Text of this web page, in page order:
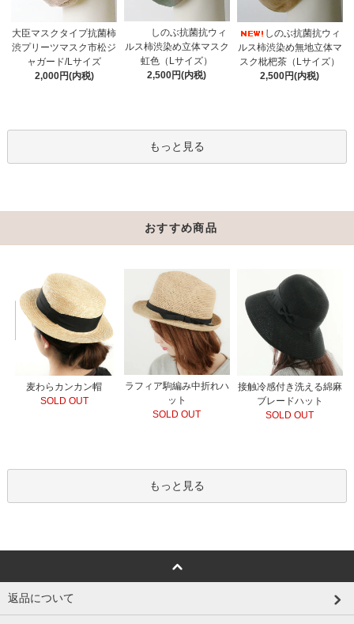
大臣マスクタイプ抗菌柿
渋プリーツマスク市松ジ
ャガード/Lサイズ
2,000円(内税)
しのぶ抗菌抗ウィ
ルス柿渋染め立体マスク
虹色（Lサイズ）
2,500円(内税)
しのぶ抗菌抗ウィ
ルス柿渋染め無地立体マ
スク枇杷茶（Lサイズ）
2,500円(内税)
もっと見る
おすすめ商品
麦わらカンカン帽
SOLD OUT
ラフィア駒編み中折れハ
ット
SOLD OUT
接触冷感付き洗える綿麻
ブレードハット
SOLD OUT
もっと見る
返品について